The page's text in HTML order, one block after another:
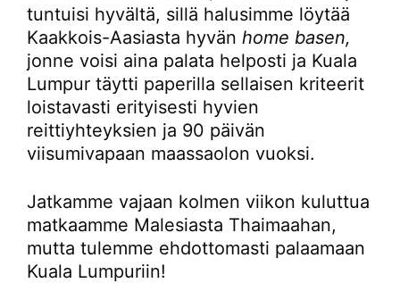
tuntuisi hyvältä, sillä halusimme löytää
Kaakkois-Aasiasta hyvän home basen,
jonne voisi aina palata helposti ja Kuala
Lumpur täytti paperilla sellaisen kriteerit
loistavasti erityisesti hyvien
reittiyhteyksien ja 90 päivän
viisumivapaan maassaolon vuoksi.
Jatkamme vajaan kolmen viikon kuluttua
matkaamme Malesiasta Thaimaahan,
mutta tulemme ehdottomasti palaamaan
Kuala Lumpuriin!